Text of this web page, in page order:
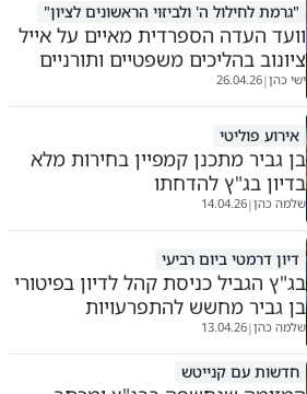
"גרמת לחילול ה' ולביזוי הראשונים לציון"
וועד העדה הספרדית מאיים על אייל
ציונוב בהליכים משפטיים ותורניים
ישי כהן |
26.04.26
אירוע פוליטי
בן גביר מתכנן קמפיין בחירות מלא
בדיון בג"ץ להדחתו
שלמה כהן|
14.04.26
דיון דרמטי ביום רביעי
בג"ץ הגביל כניסת קהל לדיון בפיטורי
בן גביר מחשש להתפרעויות
שלמה כהן|
13.04.26
חדשות עם קנייטש